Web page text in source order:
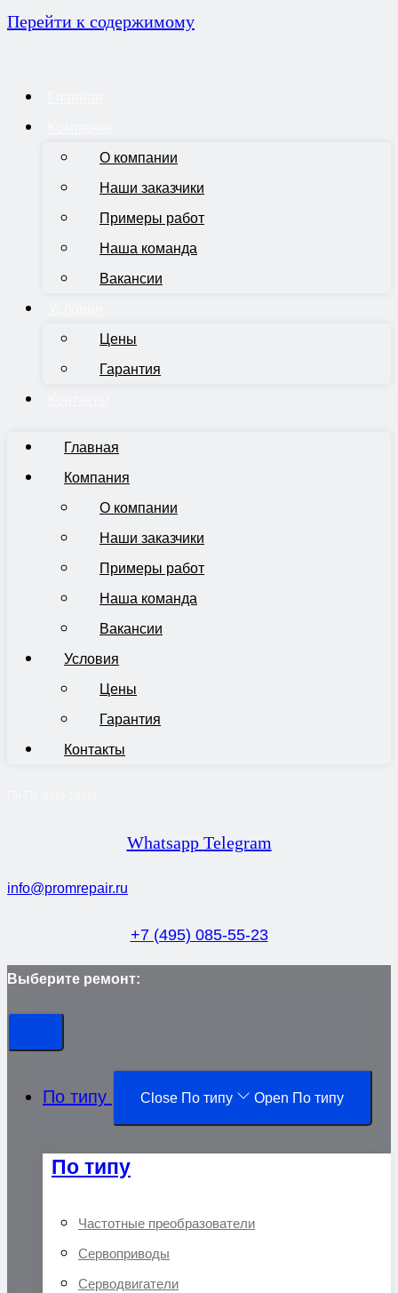
Перейти к содержимому
О компании
Наши заказчики
Примеры работ
Наша команда
Вакансии
Цены
Гарантия
Главная
Компания
О компании
Наши заказчики
Примеры работ
Наша команда
Вакансии
Условия
Цены
Гарантия
Контакты
Whatsapp Telegram
info@promrepair.ru
+7 (495) 085-55-23
Выберите ремонт:
По типу Close По типу Open По типу
По типу
Частотные преобразователи
Сервоприводы
Серводвигатели